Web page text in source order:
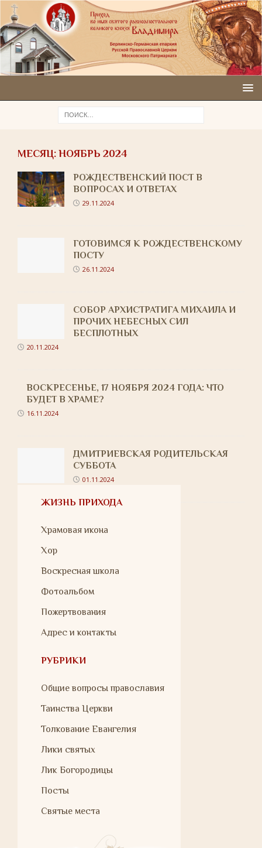
МЕСЯЦ: НОЯБРЬ 2024
РОЖДЕСТВЕНСКИЙ ПОСТ В
ВОПРОСАХ И ОТВЕТАХ
29.11.2024
ГОТОВИМСЯ К РОЖДЕСТВЕНСКОМУ
ПОСТУ
26.11.2024
СОБОР АРХИСТРАТИГА МИХАИЛА И
ПРОЧИХ НЕБЕСНЫХ СИЛ
БЕСПЛОТНЫХ
20.11.2024
ВОСКРЕСЕНЬЕ, 17 НОЯБРЯ 2024 ГОДА: ЧТО
БУДЕТ В ХРАМЕ?
16.11.2024
ДМИТРИЕВСКАЯ РОДИТЕЛЬСКАЯ
СУББОТА
01.11.2024
ЖИЗНЬ ПРИХОДА
Храмовая икона
Хор
Воскресная школа
Фотоальбом
Пожертвования
Адрес и контакты
РУБРИКИ
Общие вопросы православия
Таинства Церкви
Толкование Евангелия
Лики святых
Лик Богородицы
Посты
Святые места